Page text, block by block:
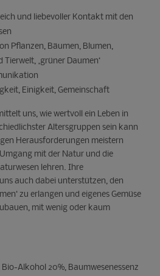
und liebevoller Kontakt mit den
Pflanzen, Bäumen, Blumen,
‚grüner Daumen‘
Einigkeit, Gemeinschaft
uns, wie wertvoll ein Leben in
Altersgruppen sein kann
Herausforderungen meistern
mit der Natur und die
lehren. Ihre
auch dabei unterstützen, den
zu erlangen und eigenes Gemüse
mit wenig oder kaum
Alkohol 20%, Baumwesenessenz